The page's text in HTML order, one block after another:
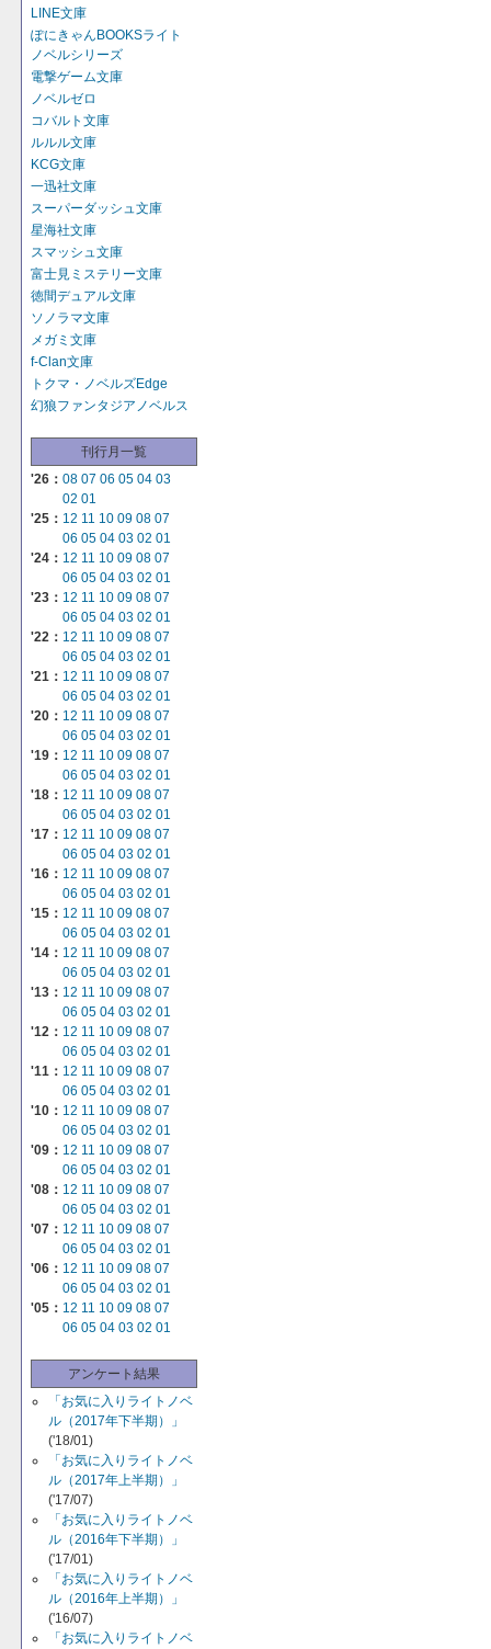
LINE文庫
ぽにきゃんBOOKSライト
ノベルシリーズ
電撃ゲーム文庫
ノベルゼロ
コバルト文庫
ルルル文庫
KCG文庫
一迅社文庫
スーパーダッシュ文庫
星海社文庫
スマッシュ文庫
富士見ミステリー文庫
徳間デュアル文庫
ソノラマ文庫
メガミ文庫
f-Clan文庫
トクマ・ノベルズEdge
幻狼ファンタジアノベルス
刊行月一覧
'26： 08 07 06 05 04 03
02 01
'25： 12 11 10 09 08 07
06 05 04 03 02 01
'24： 12 11 10 09 08 07
06 05 04 03 02 01
'23： 12 11 10 09 08 07
06 05 04 03 02 01
'22： 12 11 10 09 08 07
06 05 04 03 02 01
'21： 12 11 10 09 08 07
06 05 04 03 02 01
'20： 12 11 10 09 08 07
06 05 04 03 02 01
'19： 12 11 10 09 08 07
06 05 04 03 02 01
'18： 12 11 10 09 08 07
06 05 04 03 02 01
'17： 12 11 10 09 08 07
06 05 04 03 02 01
'16： 12 11 10 09 08 07
06 05 04 03 02 01
'15： 12 11 10 09 08 07
06 05 04 03 02 01
'14： 12 11 10 09 08 07
06 05 04 03 02 01
'13： 12 11 10 09 08 07
06 05 04 03 02 01
'12： 12 11 10 09 08 07
06 05 04 03 02 01
'11： 12 11 10 09 08 07
06 05 04 03 02 01
'10： 12 11 10 09 08 07
06 05 04 03 02 01
'09： 12 11 10 09 08 07
06 05 04 03 02 01
'08： 12 11 10 09 08 07
06 05 04 03 02 01
'07： 12 11 10 09 08 07
06 05 04 03 02 01
'06： 12 11 10 09 08 07
06 05 04 03 02 01
'05： 12 11 10 09 08 07
06 05 04 03 02 01
アンケート結果
「お気に入りライトノベ
ル（2017年下半期）」
('18/01)
「お気に入りライトノベ
ル（2017年上半期）」
('17/07)
「お気に入りライトノベ
ル（2016年下半期）」
('17/01)
「お気に入りライトノベ
ル（2016年上半期）」
('16/07)
「お気に入りライトノベ